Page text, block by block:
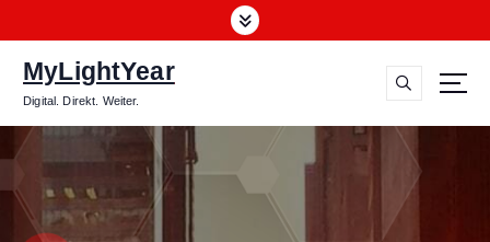
MyLightYear
Digital. Direkt. Weiter.